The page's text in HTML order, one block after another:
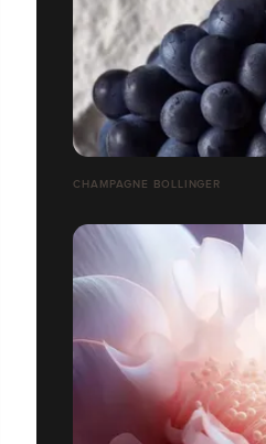
CHAMPAGNE BOLLINGER